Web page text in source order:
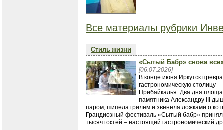
Все материалы рубрики
Стиль жизни
«Сытый Бабр» снова
[06.07.2026]
В конце июня Иркутск
гастрономическую столицу
Прибайкалья. Два дня
памятника Александру III
паром, шипела грилем и звенела ложками о
Грандиозный фестиваль «Сытый бабр»
тысяч гостей – настоящий гастрономический